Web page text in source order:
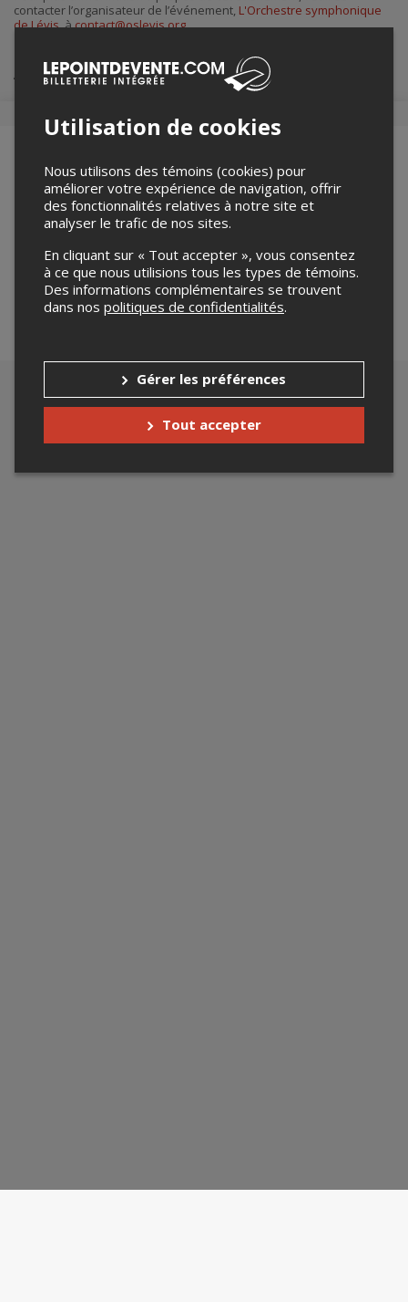
contacter l’organisateur de l’événement, L'Orchestre symphonique
de Lévis, àcontact@oslevis.org.
Achat de billets
Merci de confirmer que vous n'êtes pas un robot ci-
bas.
Utilisation de cookies
Nous utilisons des témoins (cookies) pour
améliorer votre expérience de navigation, offrir
des fonctionnalités relatives à notre site et
analyser le trafic de nos sites.
En cliquant sur « Tout accepter », vous consentez
à ce que nous utilisions tous les types de témoins.
Des informations complémentaires se trouvent
dans nos politiques de confidentialités.
Gérer les préférences
Tout accepter